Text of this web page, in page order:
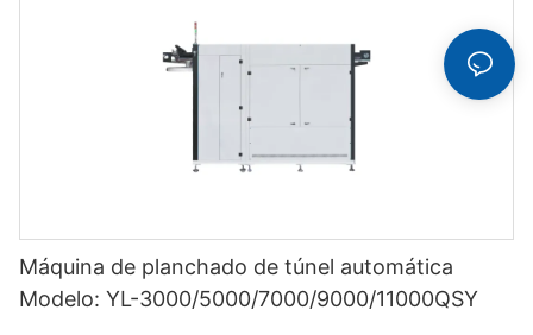
Máquina de planchado de túnel automática
Modelo: YL-3000/5000/7000/9000/11000QSY